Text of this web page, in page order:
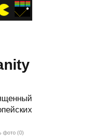
фото (0)